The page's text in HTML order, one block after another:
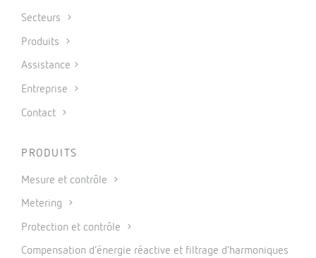
Secteurs
Produits
Assistance
Entreprise
Contact
PRODUITS
Mesure et contrôle
Metering
Protection et contrôle
Compensation d’énergie réactive et filtrage d’harmoniques